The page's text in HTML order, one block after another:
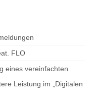
FLO
eines vereinfachten
Leistung im „Digitalen